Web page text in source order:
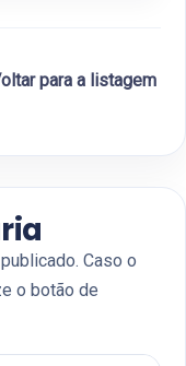
para a listagem
Caso o
o botão de